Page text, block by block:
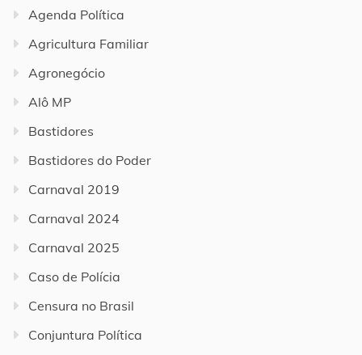
Agenda Política
Agricultura Familiar
Agronegócio
Alô MP
Bastidores
Bastidores do Poder
Carnaval 2019
Carnaval 2024
Carnaval 2025
Caso de Polícia
Censura no Brasil
Conjuntura Política